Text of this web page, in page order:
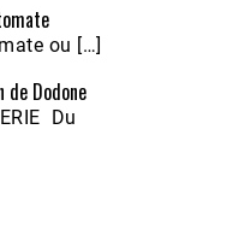
Kapia
ou […]
de Dodone
Du